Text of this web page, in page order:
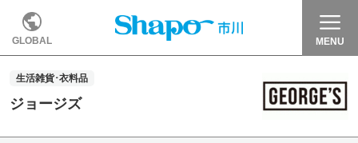
GLOBAL MENU
生活雑貨･衣料品
ジョージズ